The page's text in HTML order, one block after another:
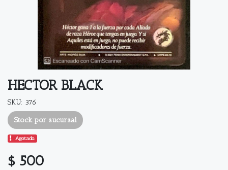
HECTOR BLACK
SKU: 376
Stock por sucursal
Agotado.
$ 500